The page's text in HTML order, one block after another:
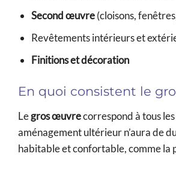
Second œuvre(cloisons,
Revêtements intérieurs et
Finitions et décoration
En quoi consistent le
Legros œuvrecorrespond à tous
aménagement ultérieur n’aura de
habitable et confortable, comme la